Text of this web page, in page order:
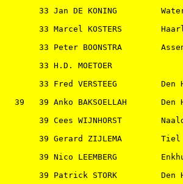
33 Jan DE KONING
33 Marcel KOSTERS
33 Peter BOONSTRA
33 H.D. MOETOER
33 Fred VERSTEEG
39   39 Anko BAKSOELLAH
39 Cees WIJNHORST
39 Gerard ZIJLEMA
39 Nico LEEMBERG
39 Patrick STORK